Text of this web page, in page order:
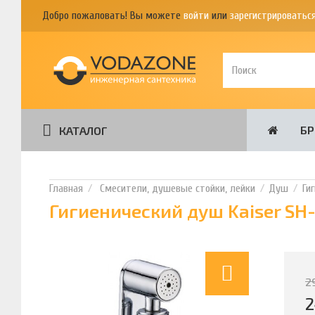
Добро пожаловать! Вы можете войти или
КАТАЛОГ
Смесители, душевые стойки, лейки Душ
Гигиенический душ Kaiser